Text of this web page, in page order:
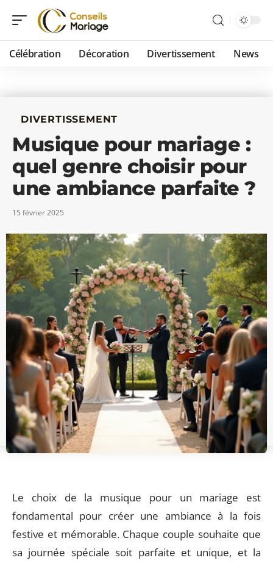
Célébration Décoration Divertissement News
DIVERTISSEMENT
Musique pour mariage :
quel genre choisir pour
une ambiance parfaite ?
15 février 2025
Le choix de la musique pour un mariage est
fondamental pour créer une ambiance à la fois
festive et mémorable. Chaque couple souhaite que
sa journée spéciale soit parfaite et unique, et la